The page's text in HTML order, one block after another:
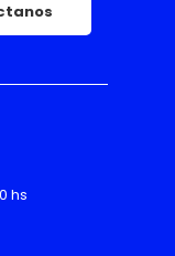
hs